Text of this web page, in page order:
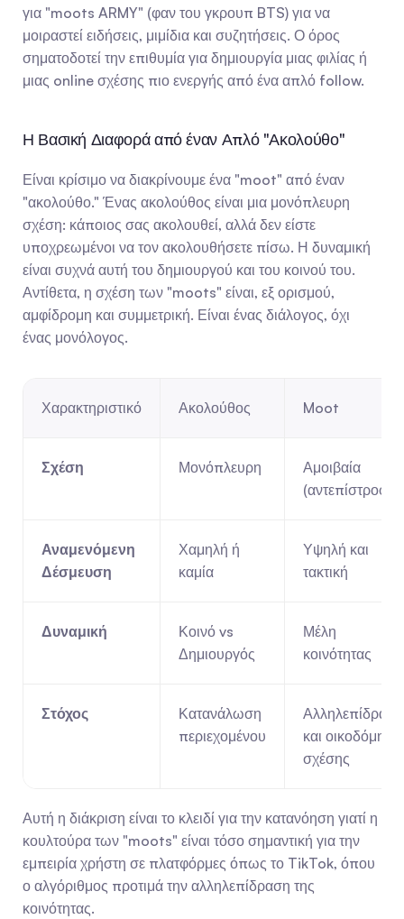
για "moots ARMY" (φαν του γκρουπ BTS) για να
μοιραστεί ειδήσεις, μιμίδια και συζητήσεις. Ο όρος
σηματοδοτεί την επιθυμία για δημιουργία μιας φιλίας ή
μιας online σχέσης πιο ενεργής από ένα απλό follow.
Η Βασική Διαφορά από έναν Απλό "Ακολούθο"
Είναι κρίσιμο να διακρίνουμε ένα "moot" από έναν
"ακολούθο." Ένας ακολούθος είναι μια μονόπλευρη
σχέση: κάποιος σας ακολουθεί, αλλά δεν είστε
υποχρεωμένοι να τον ακολουθήσετε πίσω. Η δυναμική
είναι συχνά αυτή του δημιουργού και του κοινού του.
Αντίθετα, η σχέση των "moots" είναι, εξ ορισμού,
αμφίδρομη και συμμετρική. Είναι ένας διάλογος, όχι
ένας μονόλογος.
Χαρακτηριστικό Ακολούθος Moot
Σχέση Μονόπλευρη
Αμοιβαία
(αντεπίστροφη)
Αναμενόμενη
Δέσμευση
Χαμηλή ή
καμία
Υψηλή και
τακτική
Δυναμική
Κοινό vs
Δημιουργός
Μέλη
κοινότητας
Στόχος
Κατανάλωση
περιεχομένου
Αλληλεπίδραση
και οικοδόμηση
σχέσης
Αυτή η διάκριση είναι το κλειδί για την κατανόηση γιατί η
κουλτούρα των "moots" είναι τόσο σημαντική για την
εμπειρία χρήστη σε πλατφόρμες όπως το TikTok, όπου
ο αλγόριθμος προτιμά την αλληλεπίδραση της
κοινότητας.